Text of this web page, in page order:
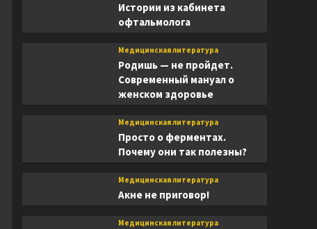
Истории из кабинета
офтальмолога
Медицинская литература
Родишь — не пройдет.
Современный мануал о
женском здоровье
Медицинская литература
Просто о ферментах.
Почему они так полезны?
Медицинская литература
Акне не приговор!
Медицинская литература